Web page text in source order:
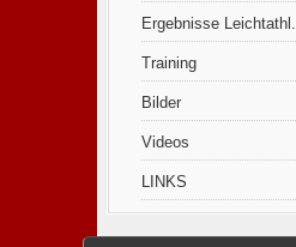
Ergebnisse Leichtathl.
Training
Bilder
Videos
LINKS